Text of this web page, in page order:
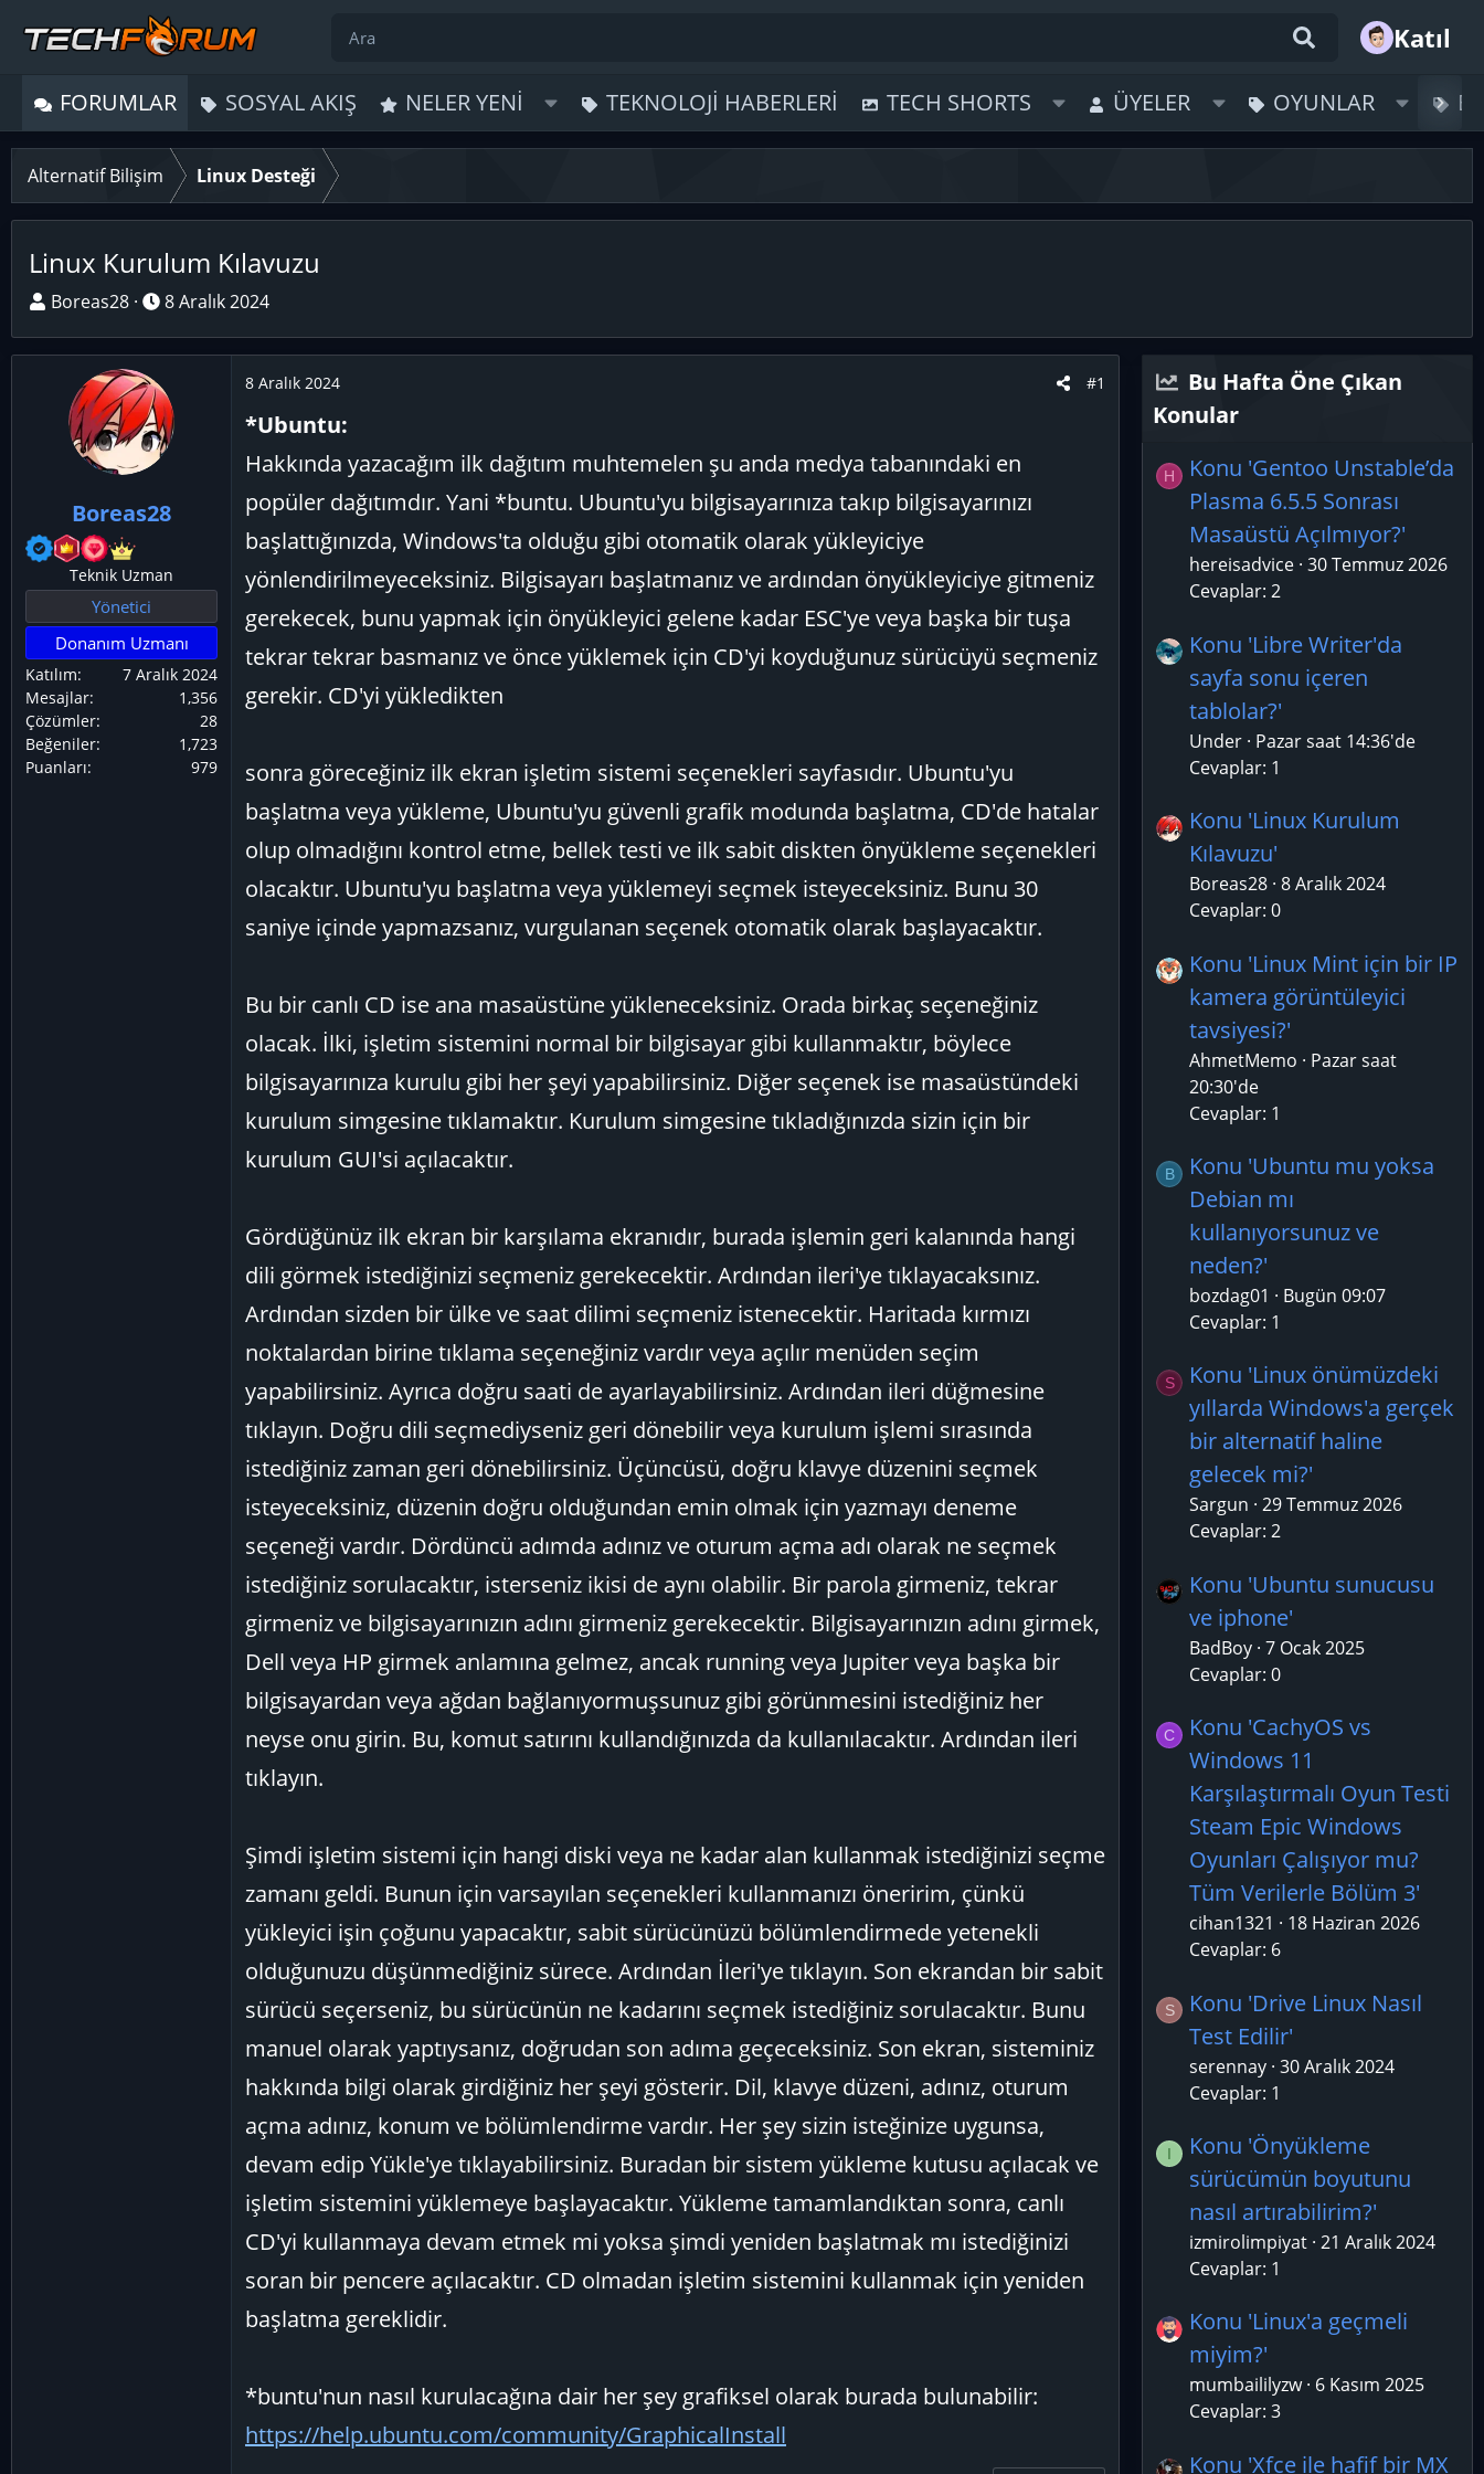
Katıl
FORUMLAR SOSYAL AKIŞ NELER YENI TEKNOLOJI HABERLERI TECH SHORTS ÜYELER OYUNLAR
Alternatif Bilişim Linux Desteği
Linux Kurulum Kılavuzu
K
n
l
a
t
a
n
Boreas28
B
ş
a
n
g
ç
r
i
h
i
8 Aralık 2024
Boreas28
Teknik Uzman
Yönetici
Donanım Uzmanı
Katılım
7 Aralık 2024
Mesajlar
1,356
Çözümler
28
Beğeniler
1,723
Puanları
979
8 Aralık 2024 #1
*Ubuntu:
Hakkında yazacağım ilk dağıtım muhtemelen şu anda medya tabanındaki en
popüler dağıtımdır. Yani *buntu. Ubuntu'yu bilgisayarınıza takıp bilgisayarınızı
başlattığınızda, Windows'ta olduğu gibi otomatik olarak yükleyiciye
yönlendirilmeyeceksiniz. Bilgisayarı başlatmanız ve ardından önyükleyiciye gitmeniz
gerekecek, bunu yapmak için önyükleyici gelene kadar ESC'ye veya başka bir tuşa
tekrar tekrar basmanız ve önce yüklemek için CD'yi koyduğunuz sürücüyü seçmeniz
gerekir. CD'yi yükledikten
sonra göreceğiniz ilk ekran işletim sistemi seçenekleri sayfasıdır. Ubuntu'yu
başlatma veya yükleme, Ubuntu'yu güvenli grafik modunda başlatma, CD'de hatalar
olup olmadığını kontrol etme, bellek testi ve ilk sabit diskten önyükleme seçenekleri
olacaktır. Ubuntu'yu başlatma veya yüklemeyi seçmek isteyeceksiniz. Bunu 30
saniye içinde yapmazsanız, vurgulanan seçenek otomatik olarak başlayacaktır.
Bu bir canlı CD ise ana masaüstüne yükleneceksiniz. Orada birkaç seçeneğiniz
olacak. İlki, işletim sistemini normal bir bilgisayar gibi kullanmaktır, böylece
bilgisayarınıza kurulu gibi her şeyi yapabilirsiniz. Diğer seçenek ise masaüstündeki
kurulum simgesine tıklamaktır. Kurulum simgesine tıkladığınızda sizin için bir
kurulum GUI'si açılacaktır.
Gördüğünüz ilk ekran bir karşılama ekranıdır, burada işlemin geri kalanında hangi
dili görmek istediğinizi seçmeniz gerekecektir. Ardından ileri'ye tıklayacaksınız.
Ardından sizden bir ülke ve saat dilimi seçmeniz istenecektir. Haritada kırmızı
noktalardan birine tıklama seçeneğiniz vardır veya açılır menüden seçim
yapabilirsiniz. Ayrıca doğru saati de ayarlayabilirsiniz. Ardından ileri düğmesine
tıklayın. Doğru dili seçmediyseniz geri dönebilir veya kurulum işlemi sırasında
istediğiniz zaman geri dönebilirsiniz. Üçüncüsü, doğru klavye düzenini seçmek
isteyeceksiniz, düzenin doğru olduğundan emin olmak için yazmayı deneme
seçeneği vardır. Dördüncü adımda adınız ve oturum açma adı olarak ne seçmek
istediğiniz sorulacaktır, isterseniz ikisi de aynı olabilir. Bir parola girmeniz, tekrar
girmeniz ve bilgisayarınızın adını girmeniz gerekecektir. Bilgisayarınızın adını girmek,
Dell veya HP girmek anlamına gelmez, ancak running veya Jupiter veya başka bir
bilgisayardan veya ağdan bağlanıyormuşsunuz gibi görünmesini istediğiniz her
neyse onu girin. Bu, komut satırını kullandığınızda da kullanılacaktır. Ardından ileri
tıklayın.
Şimdi işletim sistemi için hangi diski veya ne kadar alan kullanmak istediğinizi seçme
zamanı geldi. Bunun için varsayılan seçenekleri kullanmanızı öneririm, çünkü
yükleyici işin çoğunu yapacaktır, sabit sürücünüzü bölümlendirmede yetenekli
olduğunuzu düşünmediğiniz sürece. Ardından İleri'ye tıklayın. Son ekrandan bir sabit
sürücü seçerseniz, bu sürücünün ne kadarını seçmek istediğiniz sorulacaktır. Bunu
manuel olarak yaptıysanız, doğrudan son adıma geçeceksiniz. Son ekran, sisteminiz
hakkında bilgi olarak girdiğiniz her şeyi gösterir. Dil, klavye düzeni, adınız, oturum
açma adınız, konum ve bölümlendirme vardır. Her şey sizin isteğinize uygunsa,
devam edip Yükle'ye tıklayabilirsiniz. Buradan bir sistem yükleme kutusu açılacak ve
işletim sistemini yüklemeye başlayacaktır. Yükleme tamamlandıktan sonra, canlı
CD'yi kullanmaya devam etmek mi yoksa şimdi yeniden başlatmak mı istediğinizi
soran bir pencere açılacaktır. CD olmadan işletim sistemini kullanmak için yeniden
başlatma gereklidir.
*buntu'nun nasıl kurulacağına dair her şey grafiksel olarak burada bulunabilir:
https://help.ubuntu.com/community/GraphicalInstall
Bu Hafta Öne Çıkan
Konular
H
Konu 'Gentoo Unstable’da
Plasma 6.5.5 Sonrası
Masaüstü Açılmıyor?'
hereisadvice 30 Temmuz 2026
Cevaplar: 2
Konu 'Libre Writer'da
sayfa sonu içeren
tablolar?'
Under Pazar saat 14:36'de
Cevaplar: 1
Konu 'Linux Kurulum
Kılavuzu'
Boreas28 8 Aralık 2024
Cevaplar: 0
Konu 'Linux Mint için bir IP
kamera görüntüleyici
tavsiyesi?'
AhmetMemo
Pazar saat
20:30'de
Cevaplar: 1
B
Konu 'Ubuntu mu yoksa
Debian mı
kullanıyorsunuz ve
neden?'
bozdag01
Bugün 09:07
Cevaplar: 1
S
Konu 'Linux önümüzdeki
yıllarda Windows'a gerçek
bir alternatif haline
gelecek mi?'
Sargun 29 Temmuz 2026
Cevaplar: 2
Konu 'Ubuntu sunucusu
ve iphone'
BadBoy 7 Ocak 2025
Cevaplar: 0
C
Konu 'CachyOS vs
Windows 11
Karşılaştırmalı Oyun Testi
Steam Epic Windows
Oyunları Çalışıyor mu?
Tüm Verilerle Bölüm 3'
cihan1321
18 Haziran 2026
Cevaplar: 6
S
Konu 'Drive Linux Nasıl
Test Edilir'
serennay 30 Aralık 2024
Cevaplar: 1
I
Konu 'Önyükleme
sürücümün boyutunu
nasıl artırabilirim?'
izmirolimpiyat 21 Aralık 2024
Cevaplar: 1
Konu 'Linux'a geçmeli
miyim?'
mumbaililyzw 6 Kasım 2025
Cevaplar: 3
Konu 'Xfce ile hafif bir MX